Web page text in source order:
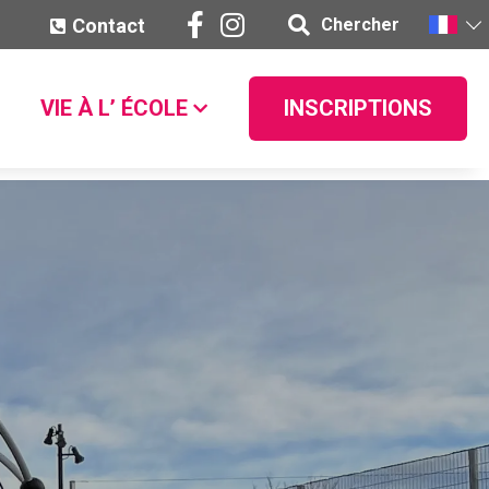
Contact Chercher
VIE À L’ ÉCOLE INSCRIPTIONS